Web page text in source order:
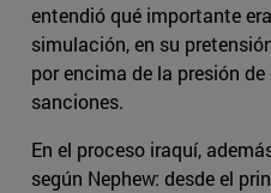
entendió qué importante
simulación, en su
por encima de la presión
sanciones.
En el proceso iraquí,
según Nephew: desde el